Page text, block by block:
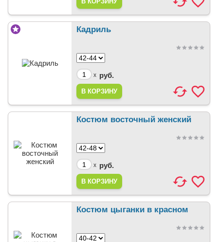
Кадриль
x руб.
Костюм восточный женский
x руб.
Костюм цыганки в красном